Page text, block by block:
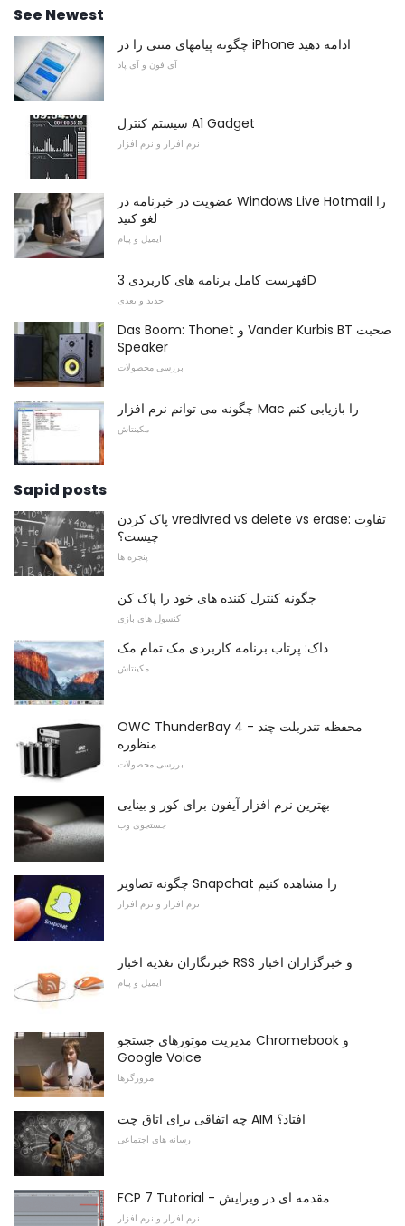
See Newest
چگونه پیامهای متنی را در iPhone ادامه دهید
آی فون و آی پاد
سیستم کنترل A1 Gadget
نرم افزار و نرم افزار
عضویت در خبرنامه در Windows Live Hotmail را
لغو کنید
ایمیل و پیام
فهرست کامل برنامه های کاربردی 3D
جدید و بعدی
Das Boom: Thonet و Vander Kurbis BT صحبت
Speaker
بررسی محصولات
چگونه می توانم نرم افزار Mac را بازیابی کنم
مکینتاش
Sapid posts
پاک کردن vredivred vs delete vs erase: تفاوت
چیست؟
پنجره ها
چگونه کنترل کننده های خود را پاک کن
کنسول های بازی
داک: پرتاب برنامه کاربردی مک تمام مک
مکینتاش
OWC ThunderBay 4 - محفظه تندربلت چند
منظوره
بررسی محصولات
بهترین نرم افزار آیفون برای کور و بینایی
جستجوی وب
چگونه تصاویر Snapchat را مشاهده کنیم
نرم افزار و نرم افزار
خبرنگاران تغذیه اخبار RSS و خبرگزاران اخبار
ایمیل و پیام
مدیریت موتورهای جستجو Chromebook و
Google Voice
مرورگرها
چه اتفاقی برای اتاق چت AIM افتاد؟
رسانه های اجتماعی
FCP 7 Tutorial - مقدمه ای در ویرایش
نرم افزار و نرم افزار